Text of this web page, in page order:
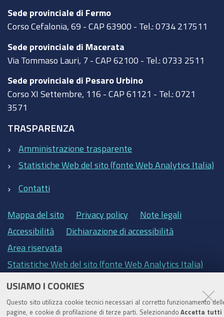
USIAMO I COOKIES
Questo sito utilizza cookie tecnici necessari al corretto funzionamento
pagine, e cookie di profilazione di terze parti. SelezionandoAccetta tutti
Sede provinciale di Fermo
Corso Cefalonia, 69 - CAP 63900 - Tel.: 0734 217511
Sede provinciale di Macerata
Via Tommaso Lauri, 7 - CAP 62100 - Tel.: 0733 2511
Sede provinciale di Pesaro Urbino
Corso XI Settembre, 116 - CAP 61121 - Tel.: 0721
3571
TRASPARENZA
Amministrazione trasparente
Statistiche Web del sito (fonte Web Analytics Italia)
Contatti
Mappa del sito Privacy policy
Note legali
Accessibilità
Dichiarazione di accessibilità
Area riservata
Statistiche Web del sito (fonte Web Analytics Italia)